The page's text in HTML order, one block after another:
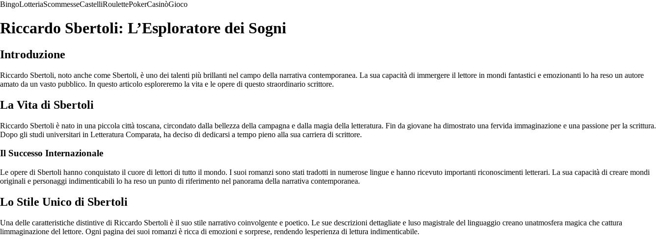
BingoLotteriaScommesseCastelliRoulettePokerCasinòGioco
Riccardo Sbertoli: L’Esploratore dei Sogni
Introduzione
Riccardo Sbertoli, noto anche come Sbertoli, è uno dei talenti più brillanti nel campo della narrativa contemporanea. La sua capacità di immergere il lettore in mondi fantastici e emozionanti lo ha reso un autore
amato da un vasto pubblico. In questo articolo esploreremo la vita e le opere di questo straordinario scrittore.
La Vita di Sbertoli
Riccardo Sbertoli è nato in una piccola città toscana, circondato dalla bellezza della campagna e dalla magia della letteratura. Fin da giovane ha dimostrato una fervida immaginazione e una passione per la scrittura.
Dopo gli studi universitari in Letteratura Comparata, ha deciso di dedicarsi a tempo pieno alla sua carriera di scrittore.
Il Successo Internazionale
Le opere di Sbertoli hanno conquistato il cuore di lettori di tutto il mondo. I suoi romanzi sono stati tradotti in numerose lingue e hanno ricevuto importanti riconoscimenti letterari. La sua capacità di creare mondi
originali e personaggi indimenticabili lo ha reso un punto di riferimento nel panorama della narrativa contemporanea.
Lo Stile Unico di Sbertoli
Una delle caratteristiche distintive di Riccardo Sbertoli è il suo stile narrativo coinvolgente e poetico. Le sue descrizioni dettagliate e luso magistrale del linguaggio creano unatmosfera magica che cattura
limmaginazione del lettore. Ogni pagina dei suoi romanzi è ricca di emozioni e sorprese, rendendo lesperienza di lettura indimenticabile.